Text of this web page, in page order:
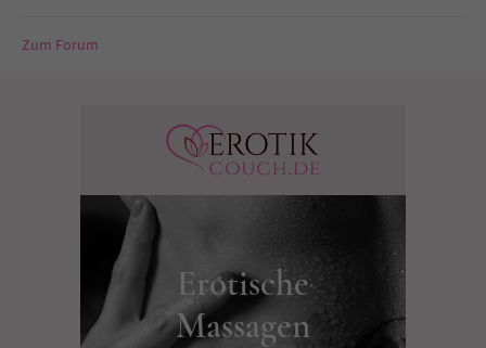
Zum Forum
Erotische
Massagen